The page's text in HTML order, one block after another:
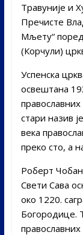
Травуније и
Пречисте
Мљету“
(Корчули)
Успенска
освештана
стари назив
века
преко сто, а
Роберт Чобан
Свети Сава
око 1220.
Богородице.